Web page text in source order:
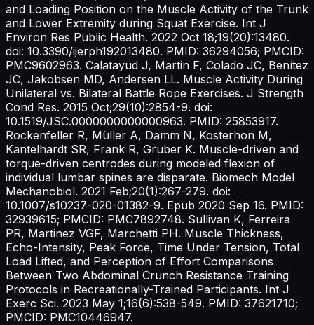
and Loading Position on the Muscle Activity of the Trunk
and Lower Extremity during Squat Exercise. Int J
Environ Res Public Health. 2022 Oct 18;19(20):13480.
doi: 10.3390/ijerph192013480. PMID: 36294056; PMCID:
PMC9602963. Calatayud J, Martin F, Colado JC, Benítez
JC, Jakobsen MD, Andersen LL. Muscle Activity During
Unilateral vs. Bilateral Battle Rope Exercises. J Strength
Cond Res. 2015 Oct;29(10):2854-9. doi:
10.1519/JSC.0000000000000963. PMID: 25853917.
Rockenfeller R, Müller A, Damm N, Kosterhon M,
Kantelhardt SR, Frank R, Gruber K. Muscle-driven and
torque-driven centrodes during modeled flexion of
individual lumbar spines are disparate. Biomech Model
Mechanobiol. 2021 Feb;20(1):267-279. doi:
10.1007/s10237-020-01382-9. Epub 2020 Sep 16. PMID:
32939615; PMCID: PMC7892748. Sullivan K, Ferreira
PR, Martinez VGF, Marchetti PH. Muscle Thickness,
Echo-Intensity, Peak Force, Time Under Tension, Total
Load Lifted, and Perception of Effort Comparisons
Between Two Abdominal Crunch Resistance Training
Protocols in Recreationally-Trained Participants. Int J
Exerc Sci. 2023 May 1;16(6):538-549. PMID: 37621710;
PMCID: PMC10446947.